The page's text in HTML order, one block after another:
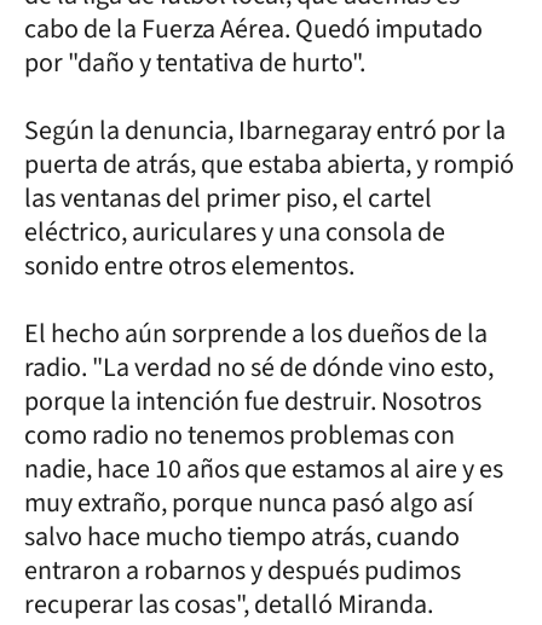
cabo de la Fuerza Aérea. Quedó imputado
por "daño y tentativa de hurto".
Según la denuncia, Ibarnegaray entró por la
puerta de atrás, que estaba abierta, y rompió
las ventanas del primer piso, el cartel
eléctrico, auriculares y una consola de
sonido entre otros elementos.
El hecho aún sorprende a los dueños de la
radio. "La verdad no sé de dónde vino esto,
porque la intención fue destruir. Nosotros
como radio no tenemos problemas con
nadie, hace 10 años que estamos al aire y es
muy extraño, porque nunca pasó algo así
salvo hace mucho tiempo atrás, cuando
entraron a robarnos y después pudimos
recuperar las cosas", detalló Miranda.